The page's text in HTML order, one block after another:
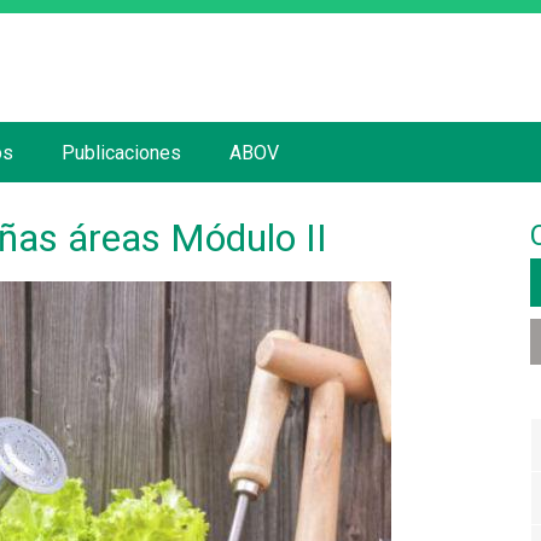
áreas Módulo II
Publicaciones ABOV